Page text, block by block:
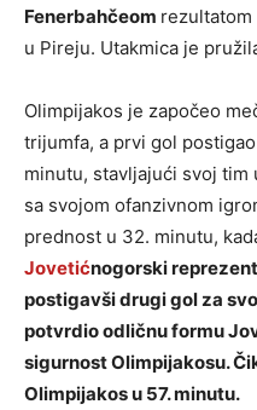
Fenerbahčeom rezultatom
u Pireju. Utakmica je
Olimpijakos je započeo
trijumfa, a prvi gol
minutu, stavljajući svoj tim
sa svojom ofanzivnom
prednost u 32. minutu,
Jovetićnogorski
postigavši drugi gol za
potvrdio odličnu formu
sigurnost Olimpijakosu.
Olimpijakos u 57. minutu.